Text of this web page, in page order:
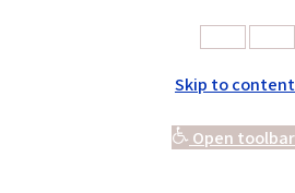
Skip to content
Open toolbar